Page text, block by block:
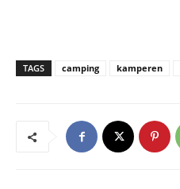
TAGS camping kamperen